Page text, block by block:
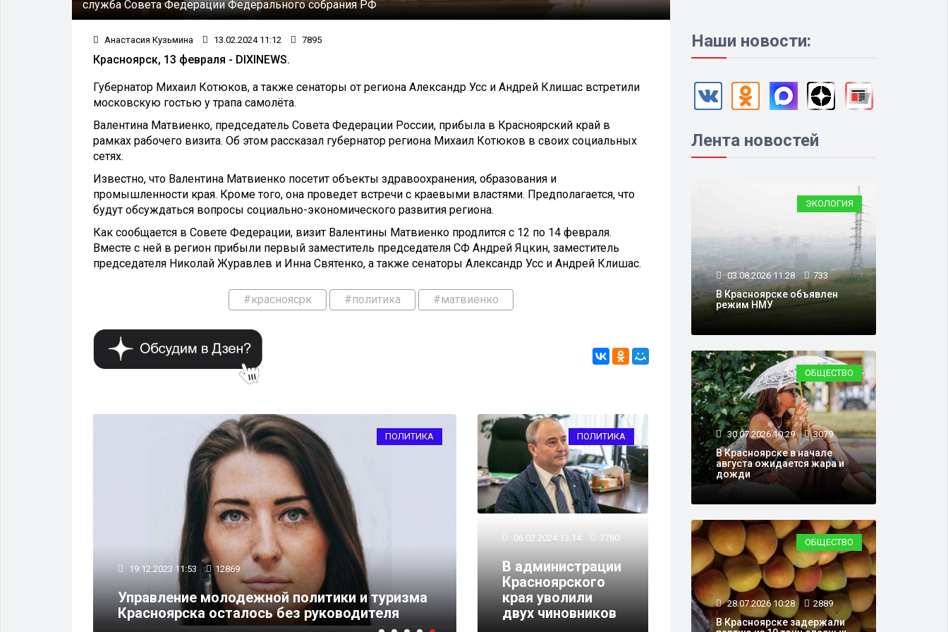
служба Совета Федерации Федерального собрания РФ
Анастасия Кузьмина 13.02.2024 11:12 7895
Красноярск, 13 февраля - DIXINEWS.
Губернатор Михаил Котюков, а также сенаторы от региона Александр Усс и Андрей Клишас встретили
московскую гостью у трапа самолёта.
Валентина Матвиенко, председатель Совета Федерации России, прибыла в Красноярский край в
рамках рабочего визита. Об этом рассказал губернатор региона Михаил Котюков в своих социальных
сетях.
Известно, что Валентина Матвиенко посетит объекты здравоохранения, образования и
промышленности края. Кроме того, она проведет встречи с краевыми властями. Предполагается, что
будут обсуждаться вопросы социально-экономического развития региона.
Как сообщается в Совете Федерации, визит Валентины Матвиенко продлится с 12 по 14 февраля.
Вместе с ней в регион прибыли первый заместитель председателя СФ Андрей Яцкин, заместитель
председателя Николай Журавлев и Инна Святенко, а также сенаторы Александр Усс и Андрей Клишас.
#красноясрк #политика #матвиенко
ПОЛИТИКА
19.12.2023 11:53 12869
Управление молодежной политики и туризма
Красноярска осталось без руководителя
ПОЛИТИКА
06.02.2024 13:14 7760
В администрации
Красноярского
края уволили
двух чиновников
Наши новости:
Лента новостей
ЭКОЛОГИЯ
03.08.2026 11:28 733
В Красноярске объявлен
режим НМУ
ОБЩЕСТВО
30.07.2026 10:29 3079
В Красноярске в начале
августа ожидается жара и
дожди
ОБЩЕСТВО
28.07.2026 10:28 2889
В Красноярске задержали